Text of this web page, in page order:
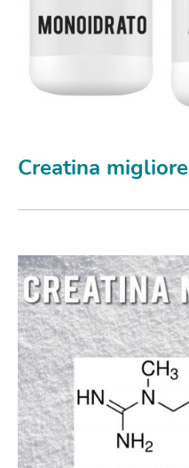
Creatina migliore